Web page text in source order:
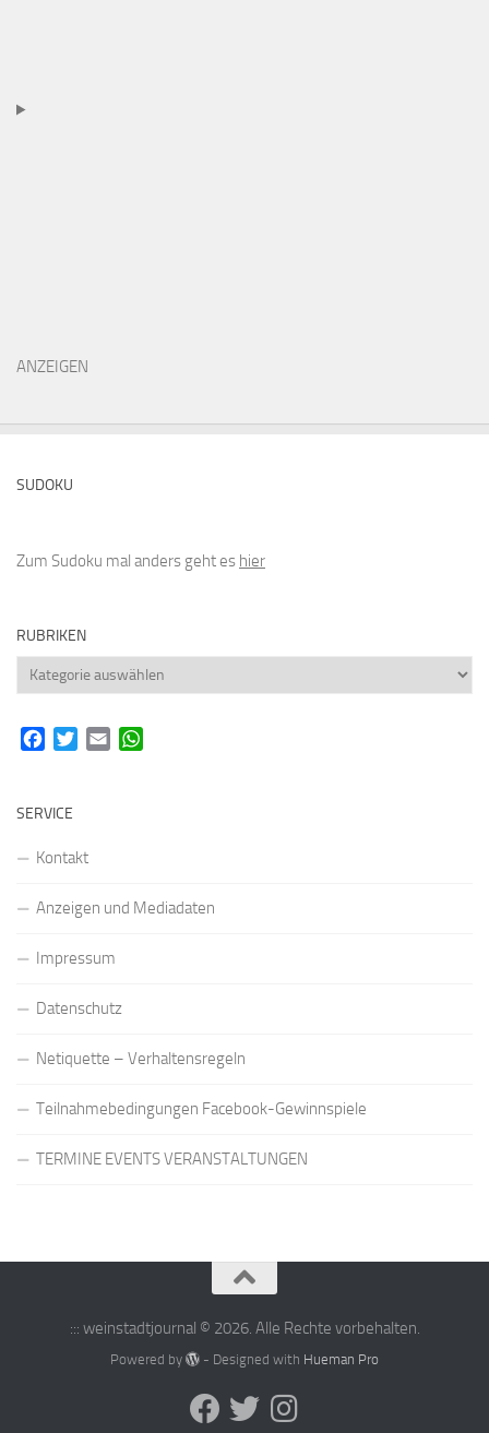
ANZEIGEN
SUDOKU
Zum Sudoku mal anders geht es hier
RUBRIKEN
Rubriken
FacebookTwitterEmail
SERVICE
Kontakt
Anzeigen und Mediadaten
Impressum
Datenschutz
Netiquette – Verhaltensregeln
Teilnahmebedingungen Facebook-Gewinnspiele
TERMINE EVENTS VERANSTALTUNGEN
::: weinstadtjournal © 2026. Alle Rechte vorbehalten.
Powered by - Designed with Hueman Pro